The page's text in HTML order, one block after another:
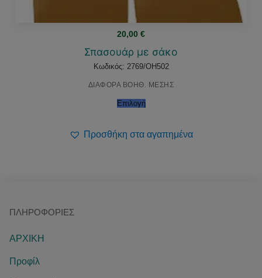
20,00 €
Σπασουάρ με σάκο
Κωδικός: 2769/OH502
ΔΙΑΦΟΡΑ ΒΟΗΘ. ΜΕΣΗΣ
Επιλογή
Προσθήκη στα αγαπημένα
ΠΛΗΡΟΦΟΡΊΕΣ
ΑΡΧΙΚΗ
Προφίλ